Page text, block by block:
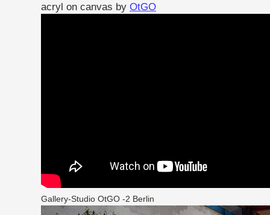
acryl on canvas by OtGO
Gallery-Studio OtGO -2 Berlin